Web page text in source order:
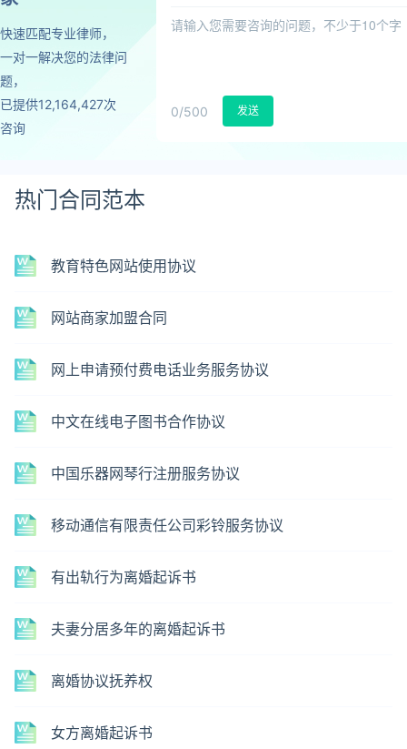
快速匹配专业律师，
一对一解决您的法律问
题，
已提供12,164,427次
咨询
0/500 发送
热门合同范本
教育特色网站使用协议
网站商家加盟合同
网上申请预付费电话业务服务协议
中文在线电子图书合作协议
中国乐器网琴行注册服务协议
移动通信有限责任公司彩铃服务协议
有出轨行为离婚起诉书
夫妻分居多年的离婚起诉书
离婚协议抚养权
女方离婚起诉书